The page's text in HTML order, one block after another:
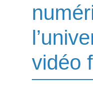
vidéo